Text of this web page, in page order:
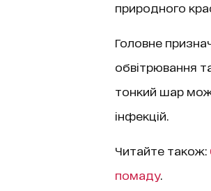
природного
Головне
обвітрювання
тонкий шар
інфекцій.
Читайте також:
помаду.